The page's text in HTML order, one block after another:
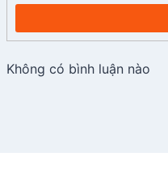
Không có bình luận nào